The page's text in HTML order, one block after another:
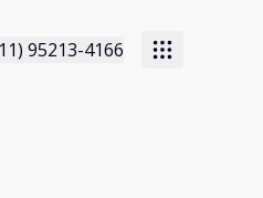
95213-4166